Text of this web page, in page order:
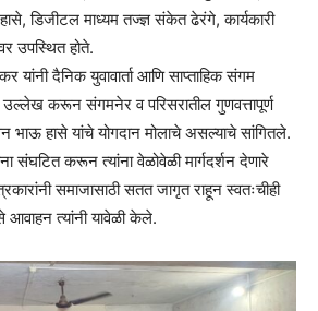
डिजीटल माध्यम तज्ज्ञ संकेत ढेरंगे, कार्यकारी
उपस्थित होते.
यांनी दैनिक युवावार्ता आणि साप्ताहिक संगम
उल्लेख करून संगमनेर व परिसरातील गुणवत्तापूर्ण
भाऊ हासे यांचे योगदान मोलाचे असल्याचे सांगितले.
संघटित करून त्यांना वेळोवेळी मार्गदर्शन देणारे
समाजासाठी सतत जागृत राहून स्वतःचीही
आवाहन त्यांनी यावेळी केले.